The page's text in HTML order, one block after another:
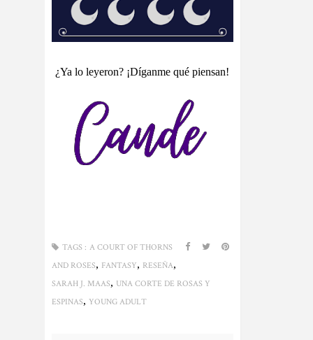
¿Ya lo leyeron? ¡Díganme qué piensan!
TAGS : A COURT OF THORNS
AND ROSES, FANTASY, RESEÑA,
SARAH J. MAAS, UNA CORTE DE ROSAS Y
ESPINAS, YOUNG ADULT